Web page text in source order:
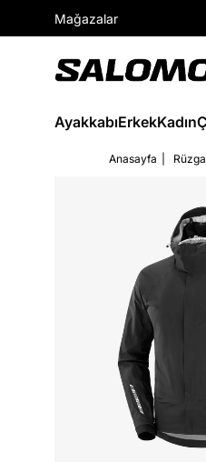
Mağazalar
AyakkabıErkekKadın
Anasayfa